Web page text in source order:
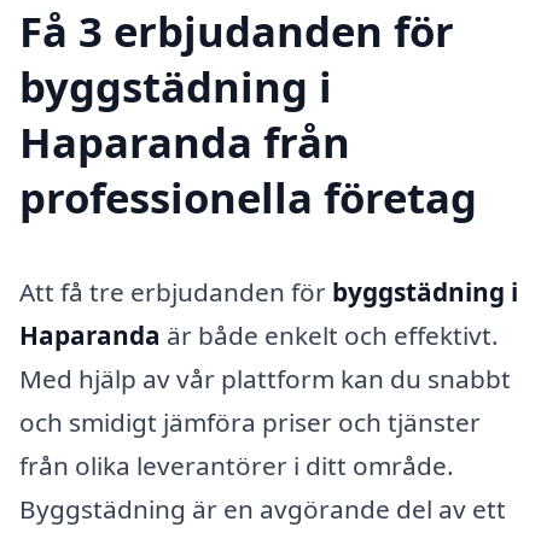
Få 3 erbjudanden för
byggstädning i
Haparanda från
professionella företag
Att få tre erbjudanden för byggstädning i
Haparanda är både enkelt och effektivt.
Med hjälp av vår plattform kan du snabbt
och smidigt jämföra priser och tjänster
från olika leverantörer i ditt område.
Byggstädning är en avgörande del av ett